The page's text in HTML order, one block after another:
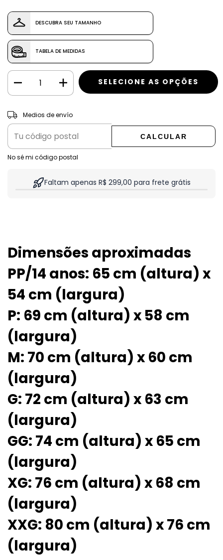
DESCUBRA SEU TAMANHO
TABELA DE MEDIDAS
Entregas para el CP:
Medios de envío
CALCULAR
No sé mi código postal
Faltam apenas R$ 299,00 para frete grátis
Dimensões aproximadas
PP/14 anos: 65 cm (altura) x
54 cm (largura)
P: 69 cm (altura) x 58 cm
(largura)
M: 70 cm (altura) x 60 cm
(largura)
G: 72 cm (altura) x 63 cm
(largura)
GG: 74 cm (altura) x 65 cm
(largura)
XG: 76 cm (altura) x 68 cm
(largura)
XXG: 80 cm (altura) x 76 cm
(largura)